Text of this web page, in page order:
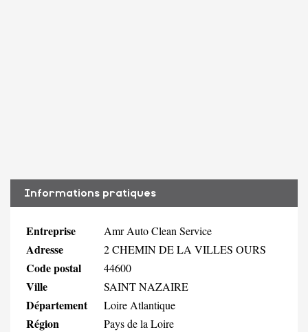
Informations pratiques
Entreprise Amr Auto Clean Service
Adresse 2 CHEMIN DE LA VILLES OURS
Code postal 44600
Ville SAINT NAZAIRE
Département Loire Atlantique
Région Pays de la Loire